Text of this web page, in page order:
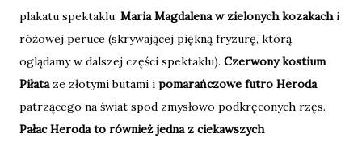
plakatu spektaklu. Maria Magdalena w zielonych kozakachi
różowej peruce (skrywającej piękną fryzurę, którą
oglądamy w dalszej części spektaklu). Czerwony kostium
Piłataze złotymi butami i pomarańczowe futro Heroda
patrzącego na świat spod zmysłowo podkręconych rzęs.
Pałac Heroda to również jedna z ciekawszych